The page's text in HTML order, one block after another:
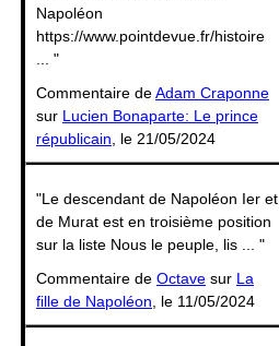
Napoléon
https://www.pointdevue.fr/histoire
... "
Commentaire deAdam Craponne
sur Lucien Bonaparte: Le prince
républicain , le 21/05/2024
"Le descendant de Napoléon Ier et
de Murat est en troisième position
sur la liste Nous le peuple, lis ... "
Commentaire de Octave sur La
fille de Napoléon , le 11/05/2024